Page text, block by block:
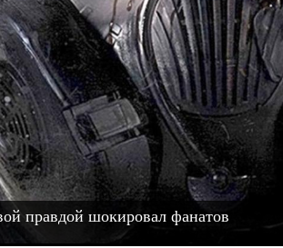
правдой шокировал фанатов